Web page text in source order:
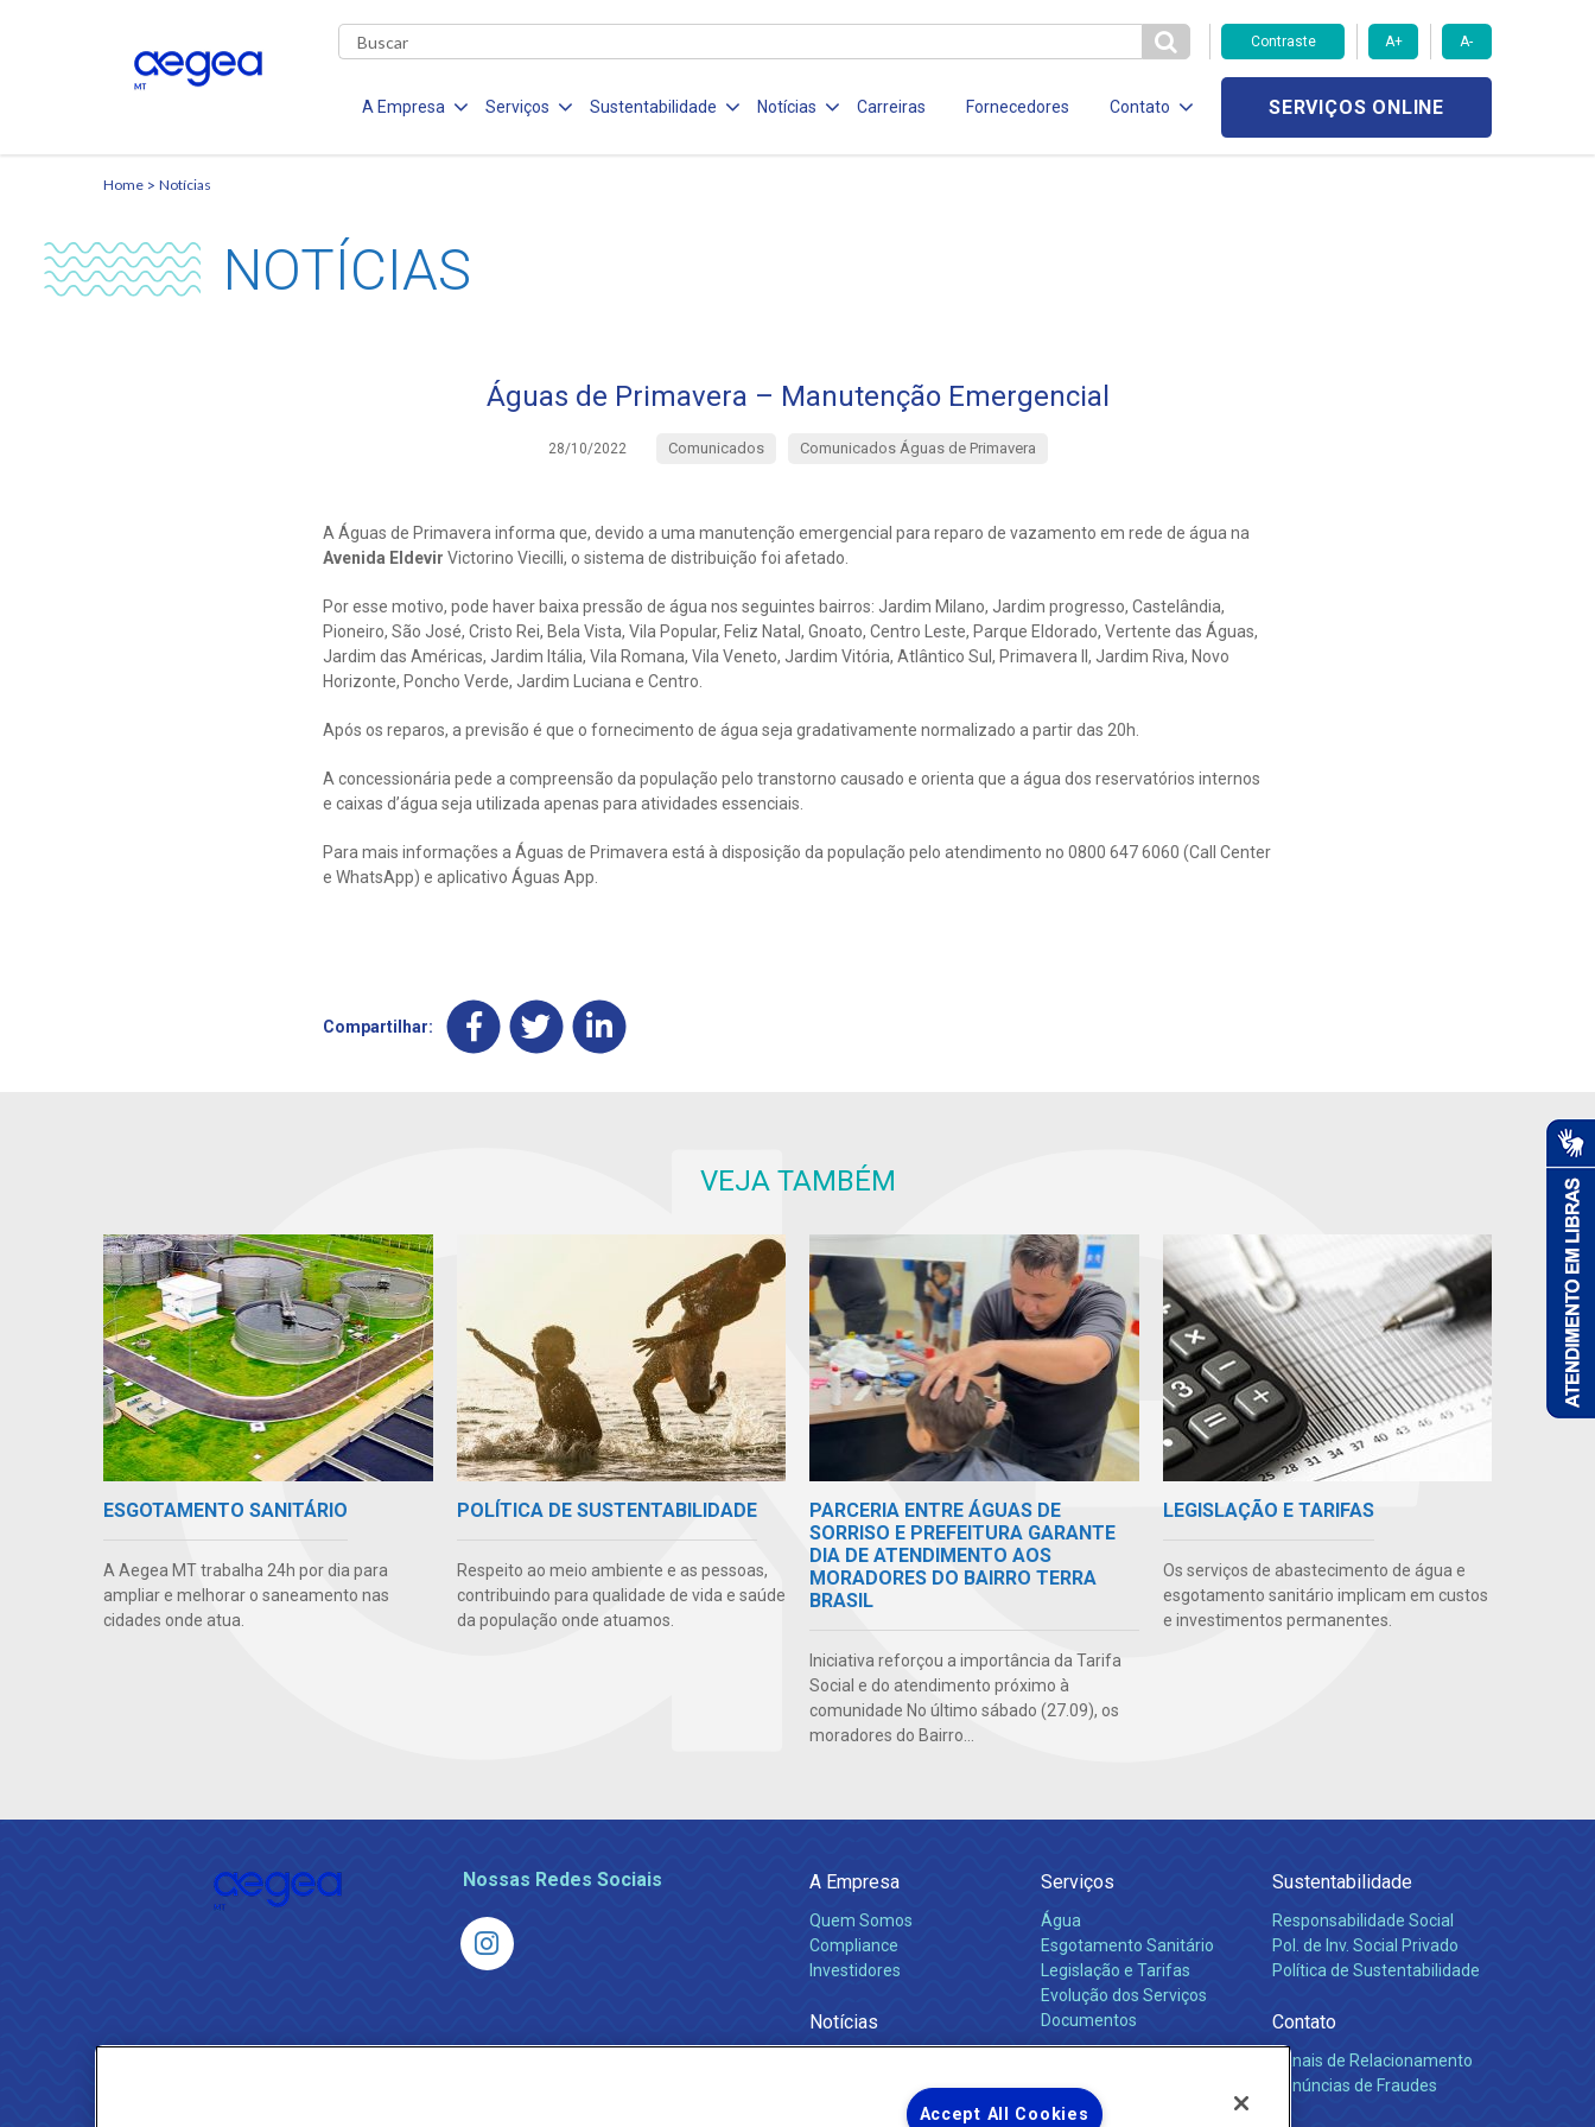
Contraste A+ A-
A Empresa Serviços Sustentabilidade Notícias Carreiras Fornecedores Contato SERVIÇOS ONLINE
Home Notícias
NOTÍCIAS
Águas de Primavera – Manutenção Emergencial
28/10/2022 Comunicados Comunicados Águas de Primavera
A Águas de Primavera informa que, devido a uma manutenção emergencial para reparo de vazamento em rede de água na
Avenida Eldevir Victorino Viecilli, o sistema de distribuição foi afetado.
Por esse motivo, pode haver baixa pressão de água nos seguintes bairros: Jardim Milano, Jardim progresso, Castelândia,
Pioneiro, São José, Cristo Rei, Bela Vista, Vila Popular, Feliz Natal, Gnoato, Centro Leste, Parque Eldorado, Vertente das Águas,
Jardim das Américas, Jardim Itália, Vila Romana, Vila Veneto, Jardim Vitória, Atlântico Sul, Primavera II, Jardim Riva, Novo
Horizonte, Poncho Verde, Jardim Luciana e Centro.
Após os reparos, a previsão é que o fornecimento de água seja gradativamente normalizado a partir das 20h.
A concessionária pede a compreensão da população pelo transtorno causado e orienta que a água dos reservatórios internos
e caixas d’água seja utilizada apenas para atividades essenciais.
Para mais informações a Águas de Primavera está à disposição da população pelo atendimento no 0800 647 6060 (Call Center
e WhatsApp) e aplicativo Águas App.
Compartilhar:
VEJA TAMBÉM
ESGOTAMENTO SANITÁRIO
A Aegea MT trabalha 24h por dia para
ampliar e melhorar o saneamento nas
cidades onde atua.
POLÍTICA DE SUSTENTABILIDADE
Respeito ao meio ambiente e as pessoas,
contribuindo para qualidade de vida e saúde
da população onde atuamos.
PARCERIA ENTRE ÁGUAS DE
SORRISO E PREFEITURA GARANTE
DIA DE ATENDIMENTO AOS
MORADORES DO BAIRRO TERRA
BRASIL
Iniciativa reforçou a importância da Tarifa
Social e do atendimento próximo à
comunidade No último sábado (27.09), os
moradores do Bairro...
LEGISLAÇÃO E TARIFAS
Os serviços de abastecimento de água e
esgotamento sanitário implicam em custos
e investimentos permanentes.
Nossas Redes Sociais A Empresa
Quem Somos
Compliance
Investidores
Notícias
Serviços
Água
Esgotamento Sanitário
Legislação e Tarifas
Evolução dos Serviços
Documentos
Sustentabilidade
Responsabilidade Social
Pol. de Inv. Social Privado
Política de Sustentabilidade
Contato
Canais de Relacionamento
Denúncias de Fraudes
Accept All Cookies